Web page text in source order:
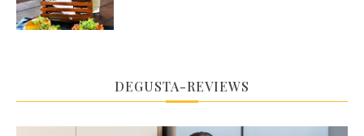
DEGUSTA-REVIEWS